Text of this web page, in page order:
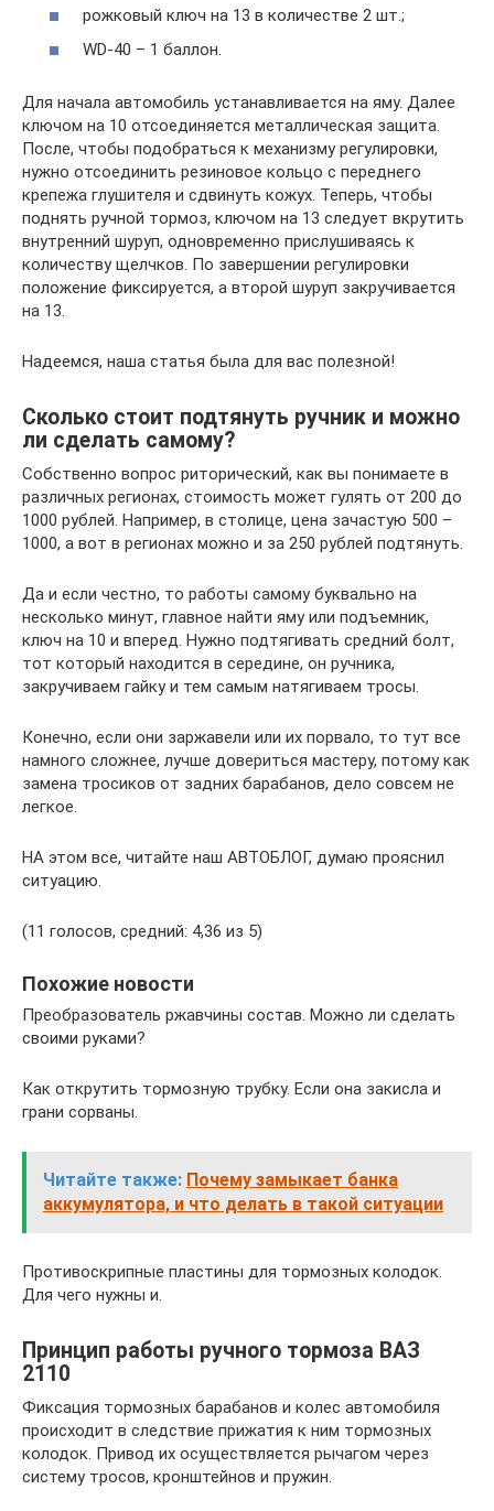
рожковый ключ на 13 в количестве 2 шт.;
WD-40 – 1 баллон.
Для начала автомобиль устанавливается на яму. Далее
ключом на 10 отсоединяется металлическая защита.
После, чтобы подобраться к механизму регулировки,
нужно отсоединить резиновое кольцо с переднего
крепежа глушителя и сдвинуть кожух. Теперь, чтобы
поднять ручной тормоз, ключом на 13 следует вкрутить
внутренний шуруп, одновременно прислушиваясь к
количеству щелчков. По завершении регулировки
положение фиксируется, а второй шуруп закручивается
на 13.
Надеемся, наша статья была для вас полезной!
Сколько стоит подтянуть ручник и можно
ли сделать самому?
Собственно вопрос риторический, как вы понимаете в
различных регионах, стоимость может гулять от 200 до
1000 рублей. Например, в столице, цена зачастую 500 –
1000, а вот в регионах можно и за 250 рублей подтянуть.
Да и если честно, то работы самому буквально на
несколько минут, главное найти яму или подъемник,
ключ на 10 и вперед. Нужно подтягивать средний болт,
тот который находится в середине, он ручника,
закручиваем гайку и тем самым натягиваем тросы.
Конечно, если они заржавели или их порвало, то тут все
намного сложнее, лучше довериться мастеру, потому как
замена тросиков от задних барабанов, дело совсем не
легкое.
НА этом все, читайте наш АВТОБЛОГ, думаю прояснил
ситуацию.
(11 голосов, средний: 4,36 из 5)
Похожие новости
Преобразователь ржавчины состав. Можно ли сделать
своими руками?
Как открутить тормозную трубку. Если она закисла и
грани сорваны.
Читайте также: Почему замыкает банка
аккумулятора, и что делать в такой ситуации
Противоскрипные пластины для тормозных колодок.
Для чего нужны и.
Принцип работы ручного тормоза ВАЗ
2110
Фиксация тормозных барабанов и колес автомобиля
происходит в следствие прижатия к ним тормозных
колодок. Привод их осуществляется рычагом через
систему тросов, кронштейнов и пружин.